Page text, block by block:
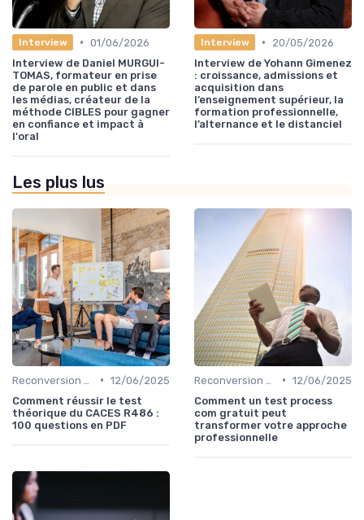
Interview • 01/06/2026
Interview de Daniel MURGUI-
TOMAS, formateur en prise
de parole en public et dans
les médias, créateur de la
méthode CIBLES pour gagner
en confiance et impact à
l'oral
Interview •
20/05/2026
Interview de Yohann Gimenez
: croissance, admissions et
acquisition dans
l’enseignement supérieur, la
formation professionnelle,
l’alternance et le distanciel
Les plus lus
• 12/06/2025
Comment réussir le test
théorique du CACES R486 :
100 questions en PDF
• 12/06/2025
Comment un test process
com gratuit peut
transformer votre approche
professionnelle